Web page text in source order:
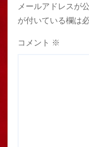
メールアドレスが
が付いている欄は
コメント ※